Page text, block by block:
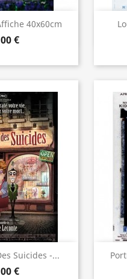
40x60cm
€
rapide
Suicides -...
€
rapide